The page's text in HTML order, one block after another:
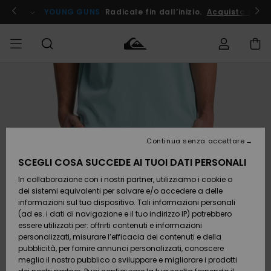
informazioni
prodotto
! YOUNG GUNS Radicale fin dall’inizio. Acquista Ora
Accessori
Calzature
e
infradito
Surf /
Acqua
BAMBINO
Accessori
Calzature
e
infradito
Surf /
Acqua
Nuovi
Da
Scoprire
Snow
SURF
Highlights
Comunità
SNOW
Shop
Snow
Shop
Donna
OUTLET
Outlet
Donna
Pagamento
Buono regalo
Quiksilver
Freedom
SCEGLI COSA SUCCEDE AI TUOI DATI PERSONALI
In collaborazione con i nostri partner, utilizziamo i cookie o
dei sistemi equivalenti per salvare e/o accedere a delle
informazioni sul tuo dispositivo. Tali informazioni personali
(ad es. i dati di navigazione e il tuo indirizzo IP) potrebbero
essere utilizzati per: offrirti contenuti e informazioni
personalizzati, misurare l’efficacia dei contenuti e della
pubblicità, per fornire annunci personalizzati, conoscere
meglio il nostro pubblico o sviluppare e migliorare i prodotti
Continua senza accettare